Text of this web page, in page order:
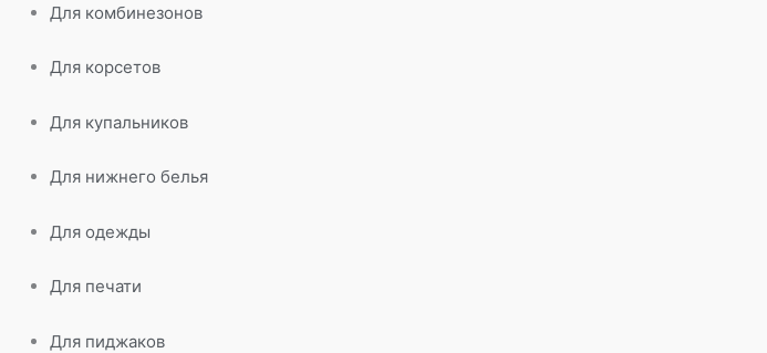
Для комбинезонов
Для корсетов
Для купальников
Для нижнего белья
Для одежды
Для печати
Для пиджаков